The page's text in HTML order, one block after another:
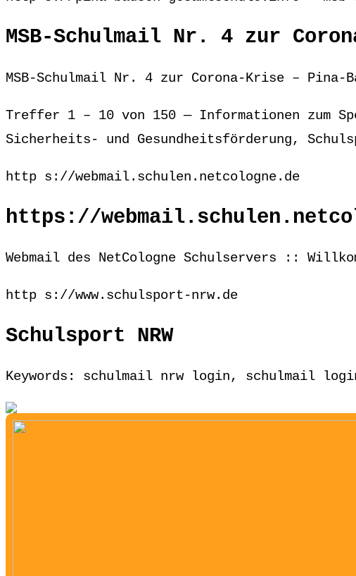
MSB-Schulmail Nr. 4 zur
MSB-Schulmail Nr. 4 zur Corona-Krise – Pina-
Treffer 1 – 10 von 150 — Informationen zum
Sicherheits- und Gesundheitsförderung,
http s://webmail.schulen.netcologne.de
https://
Webmail des NetCologne Schulservers ::
http s://www.schulsport-nrw.de
Schulsport NRW
Keywords: schulmail nrw login, schulmail